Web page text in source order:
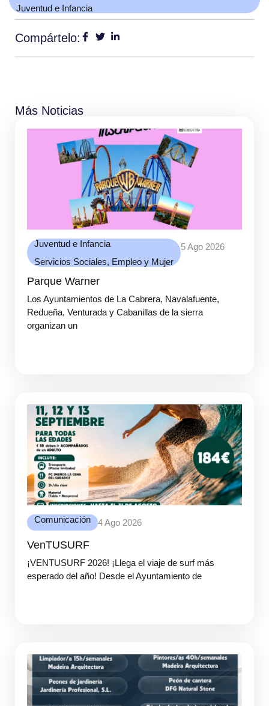
Juventud e Infancia
Compártelo:
Más Noticias
Juventud e Infancia
Servicios Sociales, Empleo y Mujer
5 Ago 2026
Parque Warner
Los Ayuntamientos de La Cabrera, Navalafuente,
Redueña, Venturada y Cabanillas de la sierra
organizan un
Comunicación 4 Ago 2026
VenTUSURF
¡VENTUSURF 2026! ¡Llega el viaje de surf más
esperado del año! Desde el Ayuntamiento de